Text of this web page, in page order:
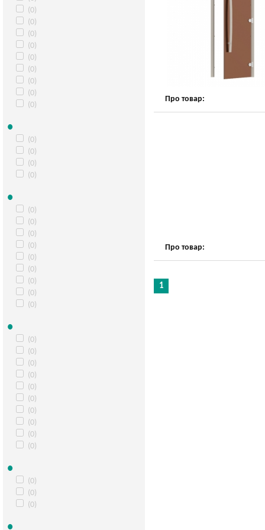
(0)
(0)
(0)
(0)
(0)
(0)
(0)
(0)
(0)
(0)
(0)
(0)
(0)
(0)
(0)
(0)
(0)
(0)
(0)
(0)
(0)
(0)
(0)
(0)
(0)
(0)
(0)
(0)
(0)
(0)
(0)
(0)
(0)
(0)
(0)
Про товар:
Про товар:
1